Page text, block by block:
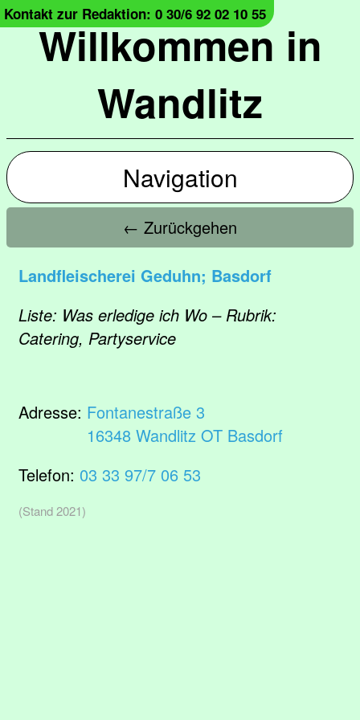
Willkommen in
Wandlitz
Kontakt zur Redaktion: 0 30/6 92 02 10 55
Navigation
← Zurückgehen
Landfleischerei Geduhn; Basdorf
Liste: Was erledige ich Wo – Rubrik:
Catering, Partyservice
Adresse: Fontanestraße 3
16348 Wandlitz OT Basdorf
Telefon: 03 33 97/7 06 53
(Stand 2021)